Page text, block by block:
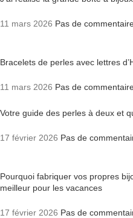
11 mars 2026 Pas de
Bracelets de perles avec lettres
11 mars 2026 Pas de
Votre guide des perles à deux et
17 février 2026 Pas de
Pourquoi fabriquer vos propres
meilleur pour les vacances
17 février 2026 Pas de